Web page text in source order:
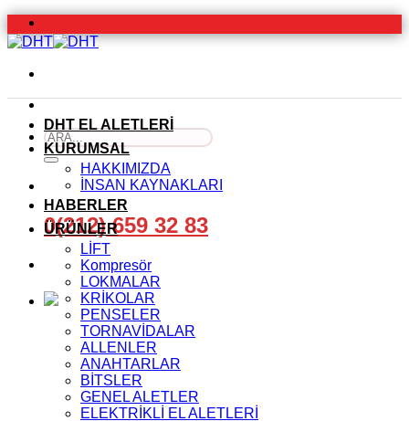
İçeriğe
atla
Ara:
0(212) 659 32 83
DHT EL ALETLERİ
KURUMSAL
HAKKIMIZDA
İNSAN KAYNAKLARI
HABERLER
ÜRÜNLER
LİFT
Kompresör
LOKMALAR
KRİKOLAR
PENSELER
TORNAVİDALAR
ALLENLER
ANAHTARLAR
BİTSLER
GENEL ALETLER
ELEKTRİKLİ EL ALETLERİ